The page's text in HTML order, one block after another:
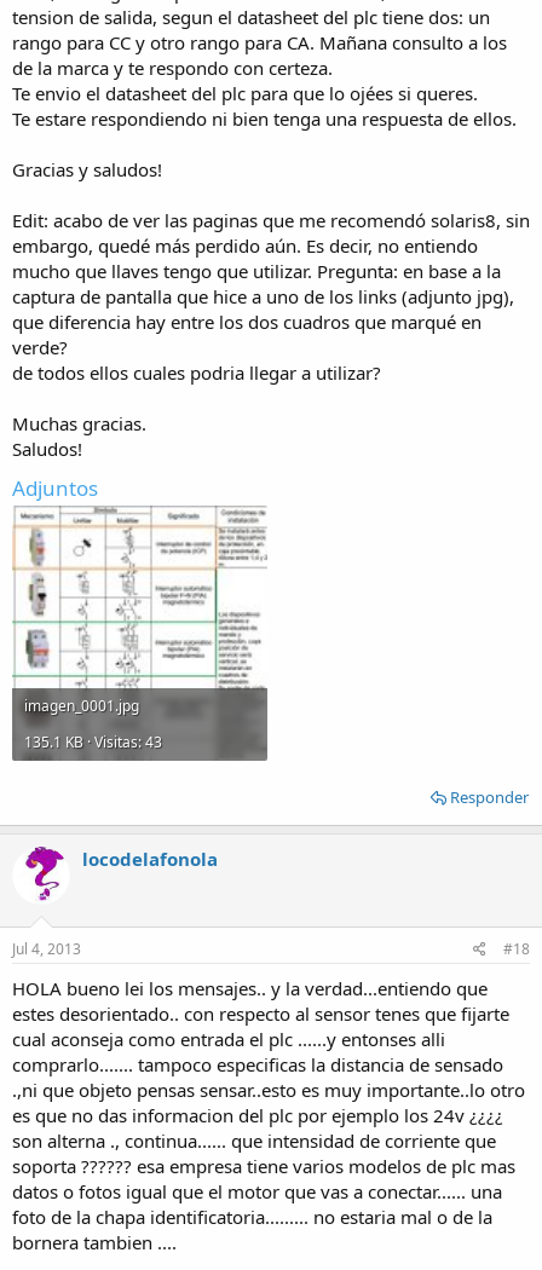
tension de salida, segun el datasheet del plc tiene dos: un
rango para CC y otro rango para CA. Mañana consulto a los
de la marca y te respondo con certeza.
Te envio el datasheet del plc para que lo ojées si queres.
Te estare respondiendo ni bien tenga una respuesta de ellos.
Gracias y saludos!
Edit: acabo de ver las paginas que me recomendó solaris8, sin
embargo, quedé más perdido aún. Es decir, no entiendo
mucho que llaves tengo que utilizar. Pregunta: en base a la
captura de pantalla que hice a uno de los links (adjunto jpg),
que diferencia hay entre los dos cuadros que marqué en
verde?
de todos ellos cuales podria llegar a utilizar?
Muchas gracias.
Saludos!
Adjuntos
imagen_0001.jpg
135.1 KB · Visitas: 43
Responder
locodelafonola
Jul 4, 2013 #18
HOLA bueno lei los mensajes.. y la verdad...entiendo que
estes desorientado.. con respecto al sensor tenes que fijarte
cual aconseja como entrada el plc ......y entonses alli
comprarlo....... tampoco especificas la distancia de sensado
.,ni que objeto pensas sensar..esto es muy importante..lo otro
es que no das informacion del plc por ejemplo los 24v ¿¿¿¿
son alterna ., continua...... que intensidad de corriente que
soporta ?????? esa empresa tiene varios modelos de plc mas
datos o fotos igual que el motor que vas a conectar...... una
foto de la chapa identificatoria......... no estaria mal o de la
bornera tambien ....